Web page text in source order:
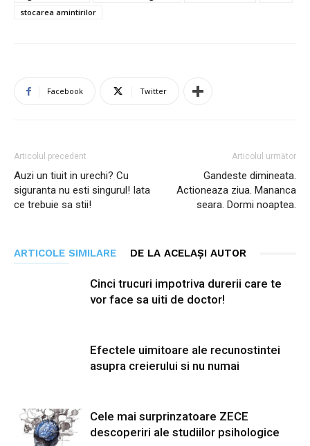
stocarea amintirilor
Facebook Twitter
Articolul precedent
Auzi un tiuit in urechi? Cu
siguranta nu esti singurul! Iata
ce trebuie sa stii!
Articolul următor
Gandeste dimineata.
Actioneaza ziua. Mananca
seara. Dormi noaptea.
ARTICOLE SIMILARE DE LA ACELAȘI AUTOR
Cinci trucuri impotriva durerii care te
vor face sa uiti de doctor!
Efectele uimitoare ale recunostintei
asupra creierului si nu numai
Cele mai surprinzatoare ZECE
descoperiri ale studiilor psihologice